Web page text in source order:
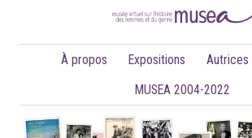
À propos Expositions
Autrices
MUSEA 2004-2022